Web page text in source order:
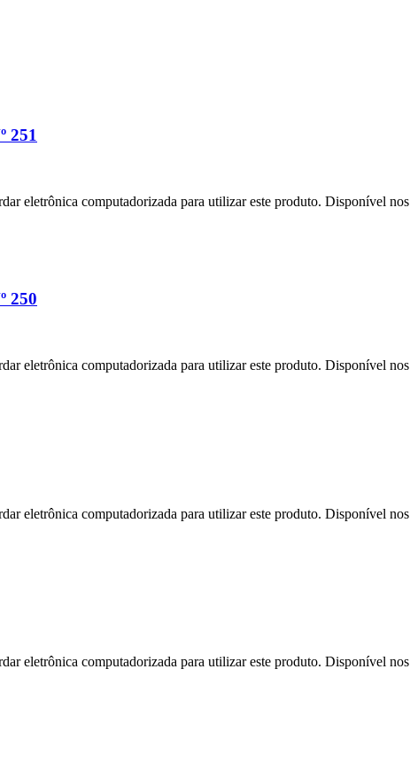
251
eletrônica computadorizada para utilizar este produto. Disponível nos
250
eletrônica computadorizada para utilizar este produto. Disponível nos
eletrônica computadorizada para utilizar este produto. Disponível nos
eletrônica computadorizada para utilizar este produto. Disponível nos